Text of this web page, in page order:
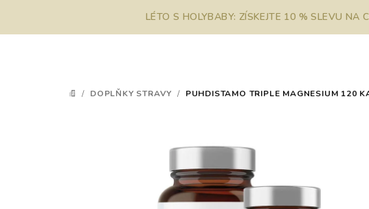
LÉTO S HOLYBABY: ZÍSKEJTE 10 % SLEVU NA
DOMŮ
/ DOPLŇKY STRAVY / PUHDISTAMO TRIPLE MAGNESIUM 120